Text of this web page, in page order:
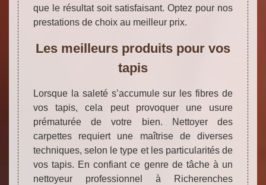
que le résultat soit satisfaisant. Optez pour nos
prestations de choix au meilleur prix.
Les meilleurs produits pour vos
tapis
Lorsque la saleté s’accumule sur les fibres de
vos tapis, cela peut provoquer une usure
prématurée de votre bien. Nettoyer des
carpettes requiert une maîtrise de diverses
techniques, selon le type et les particularités de
vos tapis. En confiant ce genre de tâche à un
nettoyeur professionnel à Richerenches